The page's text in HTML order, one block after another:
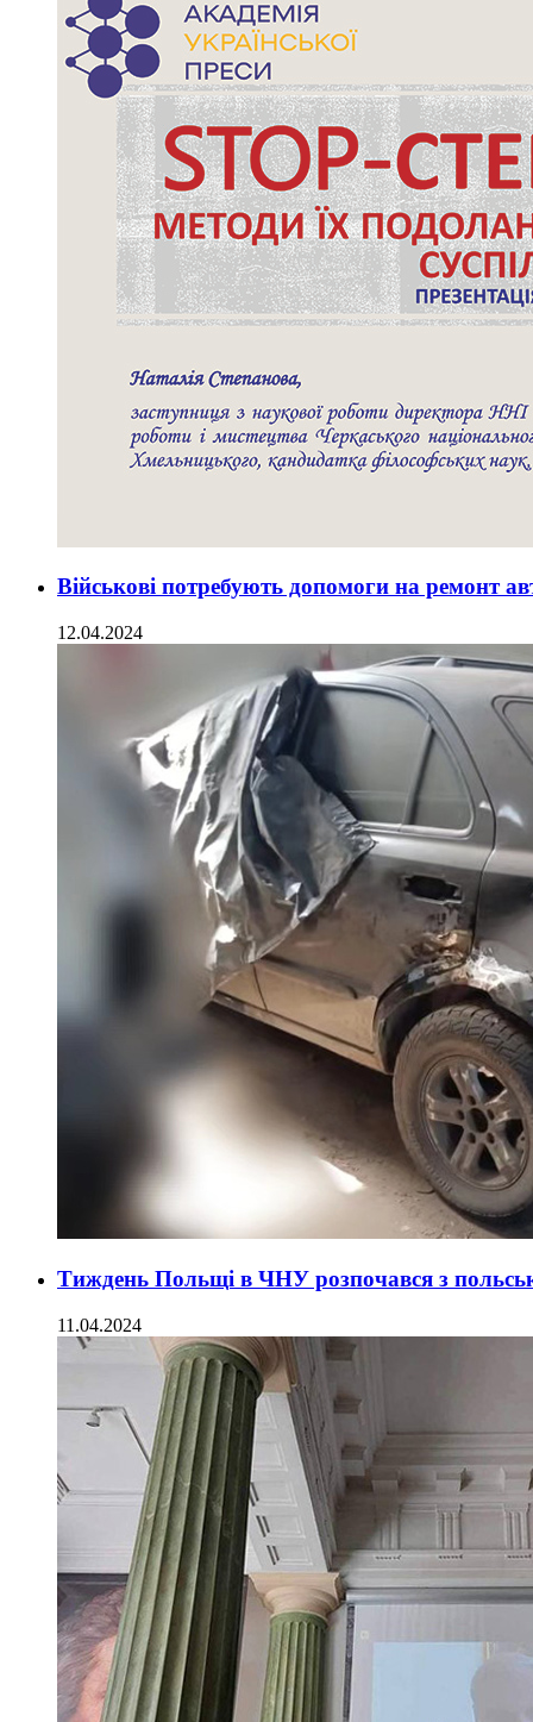
Військові потребують допомоги на ремонт
12.04.2024
Тиждень Польщі в ЧНУ розпочався з
11.04.2024